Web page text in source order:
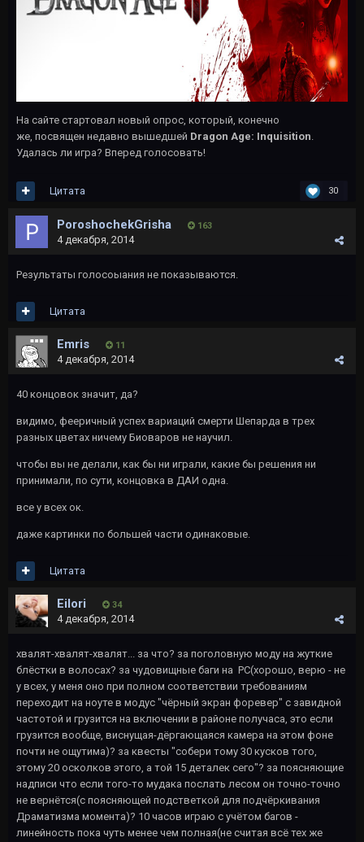
На сайте стартовал новый опрос, который, конечно
же, посвящен недавно вышедшей Dragon Age: Inquisition.
Удалась ли игра? Вперед голосовать!
30
Цитата
PoroshochekGrisha 163
4 декабря, 2014
Результаты голосоыания не показываются.
Цитата
Emris 11
4 декабря, 2014
40 концовок значит, да?
видимо, фееричный успех вариаций смерти Шепарда в трех
разных цветах ничему Биоваров не научил.
чтобы вы не делали, как бы ни играли, какие бы решения ни
принимали, по сути, концовка в ДАИ одна.
все у всех ок.
даже картинки по большей части одинаковые.
Цитата
Eilori 34
4 декабря, 2014
хвалят-хвалят-хвалят... за что? за поголовную моду на жуткие
блёстки в волосах? за чудовищные баги на PC(хорошо, верю - не
у всех, у меня оно при полном соответствии требованиям
переходит на ноуте в модус "чёрный экран форевер" с завидной
частотой и грузится на включении в районе получаса, это если
грузится вообще, виснущая-дёргающаяся камера на этом фоне
почти не ощутима)? за квесты "собери тому 30 кусков того,
этому 20 осколков этого, а той 15 деталек сего"? за поясняющие
надписи что если того-то мудака послать лесом он точно-точно
не вернётся(с поясняющей подстветкой для подчёркивания
Драматизма момента)? 10 часов играю с учётом багов -
линейность пока чуть менее чем полная(не считая всё тех же